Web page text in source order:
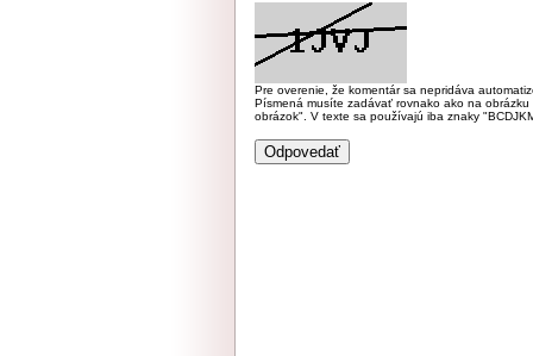
Pre overenie, že komentár sa nepridáva
Písmená musíte zadávať rovnako ako na
obrázok". V texte sa používajú iba znaky